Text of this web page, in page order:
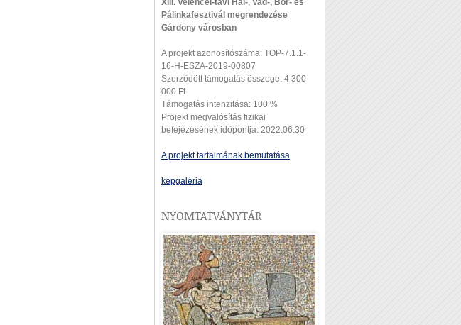
XIII. Velencei-tavi Hal-, Vad-, Bor- és
Pálinkafesztivál megrendezése
Gárdony városban
A projekt azonosítószáma: TOP-7.1.1-
16-H-ESZA-2019-00807
Szerződött támogatás összege: 4 300
000 Ft
Támogatás intenzitása: 100 %
Projekt megvalósítás fizikai
befejezésének időpontja: 2022.06.30
A projekt tartalmának bemutatása
képgaléria
NYOMTATVÁNYTÁR